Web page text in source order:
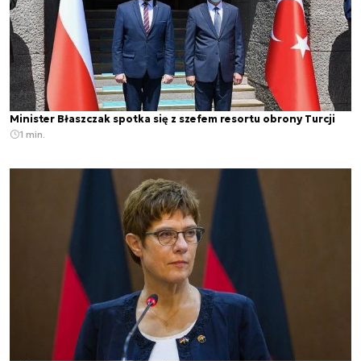
Minister Błaszczak spotka się z szefem resortu obrony Turcji
1 min.